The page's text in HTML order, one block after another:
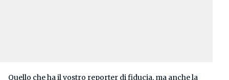
Quello che ha il vostro reporter di fiducia, ma anche la